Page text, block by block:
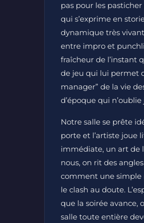
pas pour les
qui s’exprime en
dynamique très
entre impro et
fraîcheur de l’instant
de jeu qui lui permet
manager” de la vie
d’époque qui
Notre salle se prête
porte et l’artiste joue
immédiate, un art de
nous, on rit des
comment une simple
le clash au doute.
que la soirée avance,
salle toute entière